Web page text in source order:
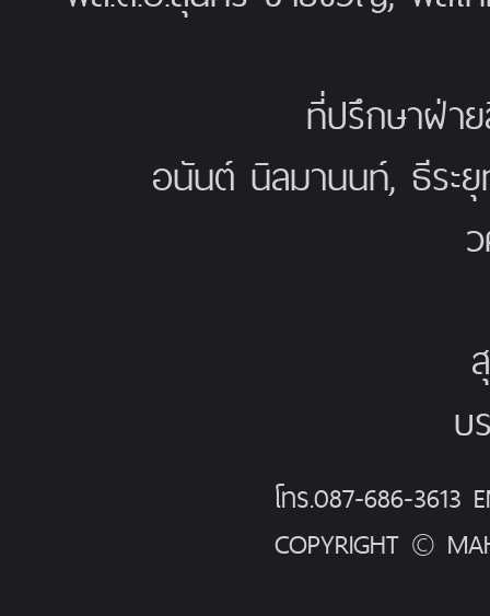
ที่ปรึกษาฝ่า
อนันต์ นิลมานนท์, ธีร
บ
โทร.087-686-3613
COPYRIGHT ©